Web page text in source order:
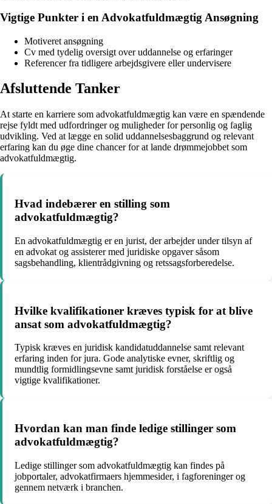
Vigtige Punkter i en Advokatfuldmægtig Ansøgning
Motiveret ansøgning
Cv med tydelig oversigt over uddannelse og erfaringer
Referencer fra tidligere arbejdsgivere eller undervisere
Afsluttende Tanker
At starte en karriere som advokatfuldmægtig kan være en spændende
rejse fyldt med udfordringer og muligheder for personlig og faglig
udvikling. Ved at lægge en solid uddannelsesbaggrund og relevant
erfaring kan du øge dine chancer for at lande drømmejobbet som
advokatfuldmægtig.
Hvad indebærer en stilling som
advokatfuldmægtig?
En advokatfuldmægtig er en jurist, der arbejder under tilsyn af
en advokat og assisterer med juridiske opgaver såsom
sagsbehandling, klientrådgivning og retssagsforberedelse.
Hvilke kvalifikationer kræves typisk for at blive
ansat som advokatfuldmægtig?
Typisk kræves en juridisk kandidatuddannelse samt relevant
erfaring inden for jura. Gode analytiske evner, skriftlig og
mundtlig formidlingsevne samt juridisk forståelse er også
vigtige kvalifikationer.
Hvordan kan man finde ledige stillinger som
advokatfuldmægtig?
Ledige stillinger som advokatfuldmægtig kan findes på
jobportaler, advokatfirmaers hjemmesider, i fagforeninger og
gennem netværk i branchen.